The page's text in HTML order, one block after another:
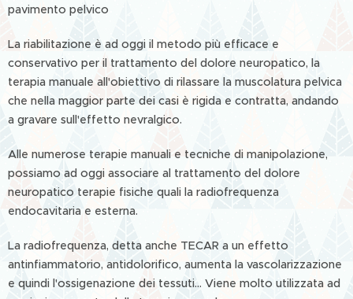
pavimento pelvico
La riabilitazione è ad oggi il metodo più efficace e
conservativo per il trattamento del dolore neuropatico, la
terapia manuale all'obiettivo di rilassare la muscolatura pelvica
che nella maggior parte dei casi è rigida e contratta, andando
a gravare sull'effetto nevralgico.
Alle numerose terapie manuali e tecniche di manipolazione,
possiamo ad oggi associare al trattamento del dolore
neuropatico terapie fisiche quali la radiofrequenza
endocavitaria e esterna.
La radiofrequenza, detta anche TECAR a un effetto
antinfiammatorio, antidolorifico, aumenta la vascolarizzazione
e quindi l'ossigenazione dei tessuti… Viene molto utilizzata ad